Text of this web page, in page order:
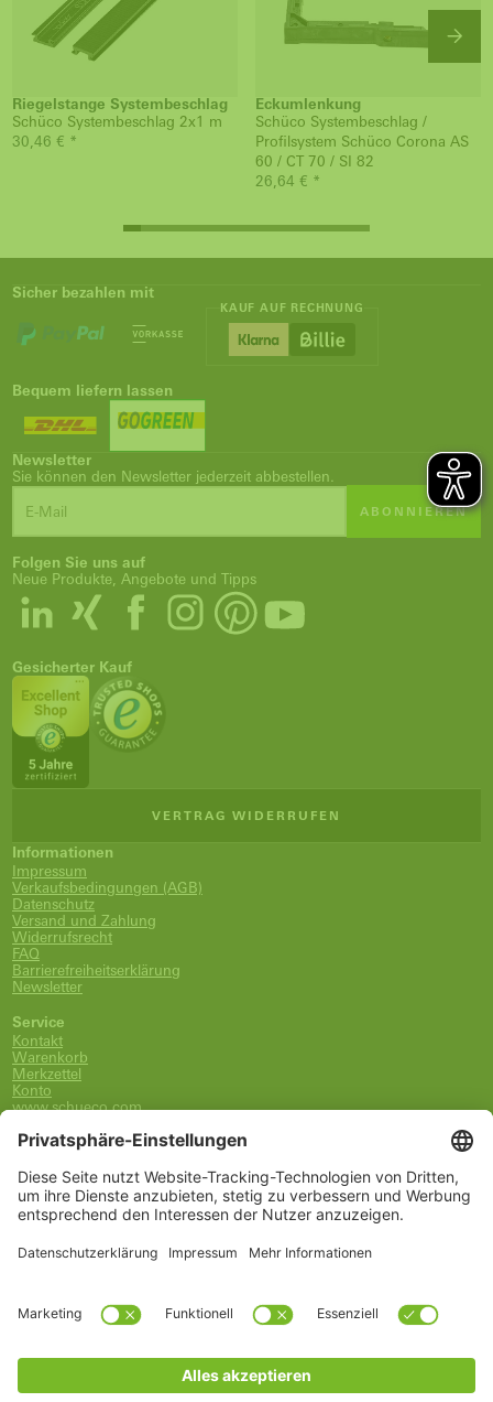
Riegelstange Systembeschlag
Schüco Systembeschlag 2x1 m
30,46 € *
Eckumlenkung
Schüco Systembeschlag /
Profilsystem Schüco Corona AS
60 / CT 70 / SI 82
26,64 € *
Sicher bezahlen mit
KAUF AUF RECHNUNG
Bequem liefern lassen
Newsletter
Sie können den Newsletter jederzeit abbestellen.
ABONNIEREN
Folgen Sie uns auf
Neue Produkte, Angebote und Tipps
Gesicherter Kauf
VERTRAG WIDERRUFEN
Informationen
Impressum
Verkaufsbedingungen (AGB)
Datenschutz
Versand und Zahlung
Widerrufsrecht
FAQ
Barrierefreiheitserklärung
Newsletter
Service
Kontakt
Warenkorb
Merkzettel
Konto
www.schueco.com
0800-400-4007
kostenlos aus dem dt. Festnetz
Unsere Marken
Alle Marken
Schüco International KG
Kategorien
Griffe
Wartung, Pflege und Lüftung
Einbruchschutz